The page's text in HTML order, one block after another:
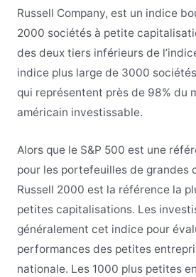
Russell Company, est un indice
2000 sociétés à petite
des deux tiers inférieurs de
indice plus large de 3000
qui représentent près de 98% du
américain investissable.
Alors que le S&P 500 est une
pour les portefeuilles de grandes
Russell 2000 est la référence la
petites capitalisations. Les
généralement cet indice pour
performances des petites
nationale. Les 1000 plus petites